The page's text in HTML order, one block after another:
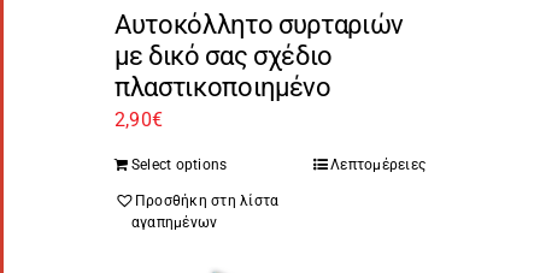
Αυτοκόλλητο συρταριών
με δικό σας σχέδιο
πλαστικοποιημένο
2,90€
Select options Λεπτομέρειες
Προσθήκη στη λίστα
αγαπημένων